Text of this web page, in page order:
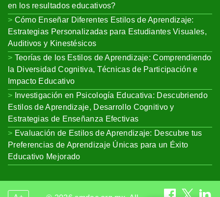
en los resultados educativos?
Cómo Enseñar Diferentes Estilos de Aprendizaje:
Estrategias Personalizadas para Estudiantes Visuales,
Auditivos y Kinestésicos
Teorías de los Estilos de Aprendizaje: Comprendiendo
la Diversidad Cognitiva, Técnicas de Participación e
Impacto Educativo
Investigación en Psicología Educativa: Descubriendo
Estilos de Aprendizaje, Desarrollo Cognitivo y
Estrategias de Enseñanza Efectivas
Evaluación de Estilos de Aprendizaje: Descubre tus
Preferencias de Aprendizaje Únicas para un Éxito
Educativo Mejorado